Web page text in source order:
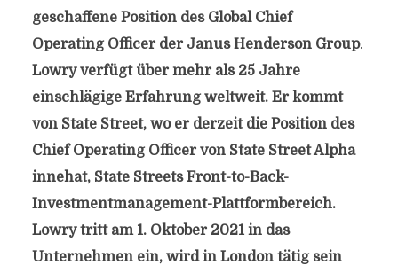
geschaffene Position des Global Chief
Operating Officer der Janus Henderson Group.
Lowry verfügt über mehr als 25 Jahre
einschlägige Erfahrung weltweit. Er kommt
von State Street, wo er derzeit die Position des
Chief Operating Officer von State Street Alpha
innehat, State Streets Front-to-Back-
Investmentmanagement-Plattformbereich.
Lowry tritt am 1. Oktober 2021 in das
Unternehmen ein, wird in London tätig sein